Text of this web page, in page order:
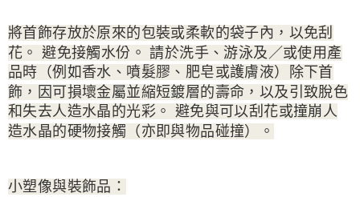
將首飾存放於原來的包裝或柔軟的袋子內，以免刮
花。 避免接觸水份。 請於洗手、游泳及／或使用產
品時（例如香水、噴髮膠、肥皂或護膚液）除下首
飾，因可損壞金屬並縮短鍍層的壽命，以及引致脫色
和失去人造水晶的光彩。 避免與可以刮花或撞崩人
造水晶的硬物接觸（亦即與物品碰撞）。
小塑像與裝飾品：